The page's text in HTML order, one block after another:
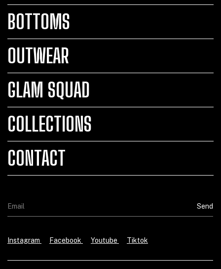
BOTTOMS
OUTWEAR
GLAM SQUAD
COLLECTIONS
CONTACT
Instagram Facebook Youtube Tiktok